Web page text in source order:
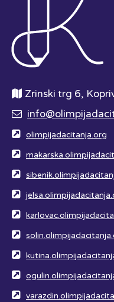
Zrinski trg 6,
olimpijadacitanja.org